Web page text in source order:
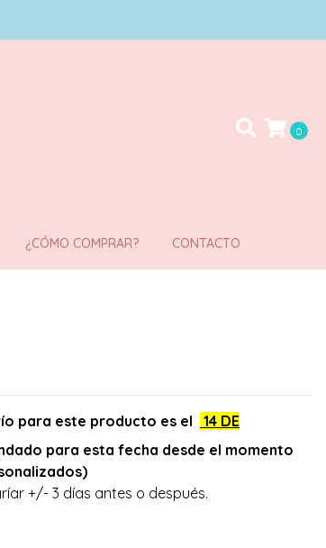
0
¿CÓMO COMPRAR? CONTACTO
para este producto es el
14 DE
para esta fecha desde el momento
+/- 3 días antes o después.